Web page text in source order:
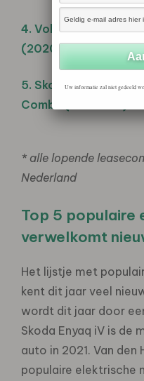
4. Volkswagen Polo
(2020: #4)
5. Skoda Octavia
Combi (2020: #6)
* alle lopende
Nederland
Top 5 populaire
verwelkomt
Het lijstje met
kent dit jaar veel
wordt dit jaar door
Skoda Enyaq iV is de
auto in 2021. Van den
populaire elektrische
Uw informatie zal niet gedeeld